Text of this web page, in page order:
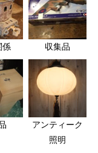
係 収集品
アンティーク
照明